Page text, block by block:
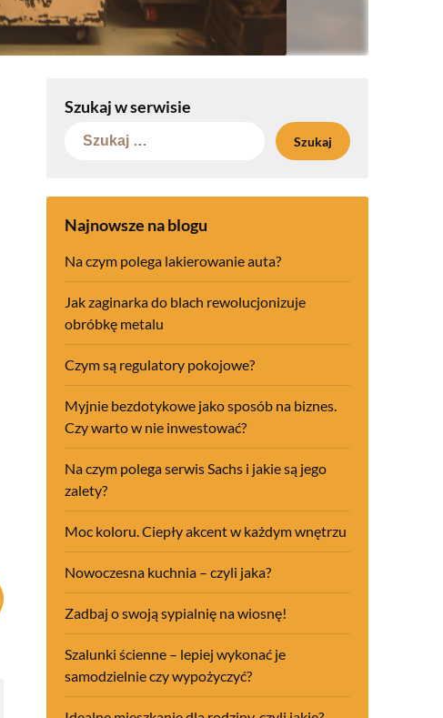
Szukaj w serwisie
Szukaj:
Najnowsze na blogu
Na czym polega lakierowanie auta?
Jak zaginarka do blach rewolucjonizuje
obróbkę metalu
Czym są regulatory pokojowe?
Myjnie bezdotykowe jako sposób na biznes.
Czy warto w nie inwestować?
Na czym polega serwis Sachs i jakie są jego
zalety?
Moc koloru. Ciepły akcent w każdym wnętrzu
Nowoczesna kuchnia – czyli jaka?
Zadbaj o swoją sypialnię na wiosnę!
Szalunki ścienne – lepiej wykonać je
samodzielnie czy wypożyczyć?